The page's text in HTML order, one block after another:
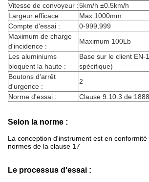
Vitesse de convoyeur :5km/h ±0.5km/h
Largeur efficace :
Max.1000mm
Compte d'essai :
0-999,999
Maximum de charge
d'incidence :
Maximum 100Lb
Les aluminiums
bloquent la haute :
Base sur le client EN-
spécifique)
Boutons d'arrêt
d'urgence :
2
Norme d'essai :
Clause 9.10.3 de
Selon la norme :
La conception d'instrument est en
normes de la clause 17
Le processus d'essai :